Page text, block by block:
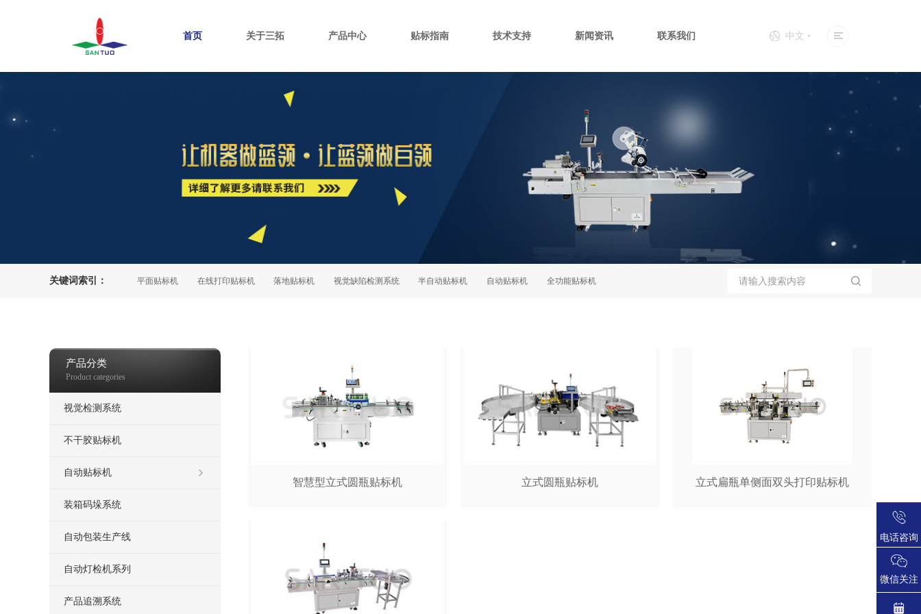
首页 关于三拓 产品中心 贴标指南 技术支持 新闻资讯 联系我们 中文
关键词索引：
产品追溯系统 平面贴标机 在线打印贴标机 落地贴标机 视觉缺陷检测系统 半自动贴标机 自动贴标机 全功能贴标机 卡片个性化设备 上下面贴标机
产品分类
Product categories
视觉检测系统
不干胶贴标机
自动贴标机
装箱码垛系统
自动包装生产线
自动灯检机系列
产品追溯系统
智慧型立式圆瓶贴标机 立式圆瓶贴标机 立式扁瓶单侧面双头打印贴标机
电话咨询
微信关注